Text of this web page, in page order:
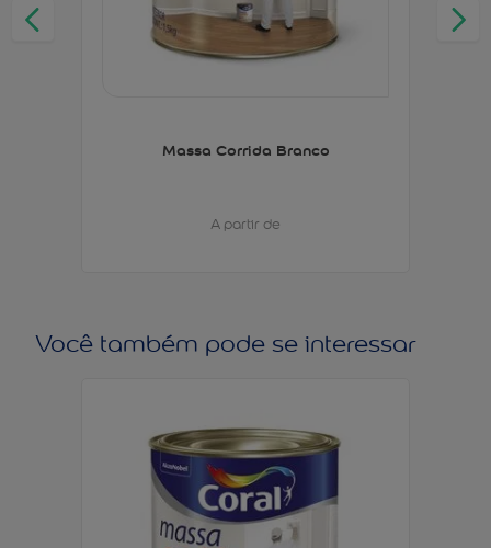
Massa Corrida Branco
A partir de
Você também pode se interessar